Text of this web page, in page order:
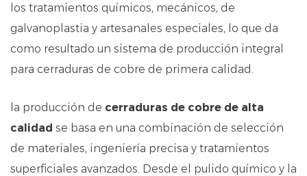
los tratamientos químicos, mecánicos, de
galvanoplastia y artesanales especiales, lo que da
como resultado un sistema de producción integral
para cerraduras de cobre de primera calidad.
la producción de cerraduras de cobre de alta
calidad se basa en una combinación de selección
de materiales, ingeniería precisa y tratamientos
superficiales avanzados. Desde el pulido químico y la